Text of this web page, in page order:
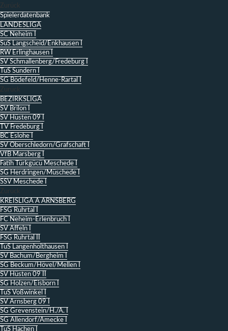
Zurück
Spielerdatenbank
LANDESLIGA
SC Neheim I
SuS Langscheid/Enkhausen I
RW Erlinghausen I
SV Schmallenberg/Fredeburg I
TuS Sundern I
SG Bödefeld/Henne-Rartal I
Zurück
BEZIRKSLIGA
SV Brilon I
SV Hüsten 09 I
TV Fredeburg I
BC Eslohe I
SV Oberschledorn/Grafschaft I
VfB Marsberg I
Fatih Türkgücü Meschede I
SG Herdringen/Müschede I
SSV Meschede I
Zurück
KREISLIGA A ARNSBERG
FSG Ruhrtal I
FC Neheim-Erlenbruch I
SV Affeln I
FSG Ruhrtal II
TuS Langenholthausen I
SV Bachum/Bergheim I
SG Beckum/Hövel/Mellen I
SV Hüsten 09 II
SG Holzen/Eisborn I
TuS Voßwinkel I
SV Arnsberg 09 I
SG Grevenstein/H./A. I
SG Allendorf/Amecke I
TuS Hachen I